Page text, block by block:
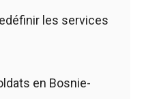
les services
en Bosnie-